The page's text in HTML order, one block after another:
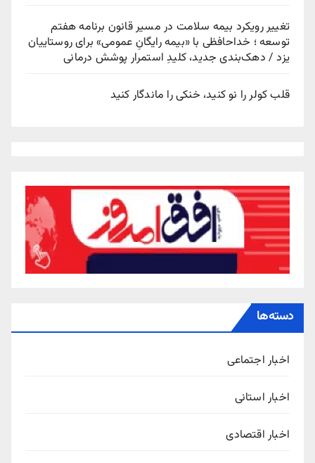
تغییر رویکرد بیمه سلامت در مسیر قانون برنامه هفتم
توسعه ؛ خداحافظی با «بیمه رایگانِ عمومی» برای روستاییان
یزد / دهک‌بندی جدید، کلیدِ استمرار پوشش درمانی
قلب کولر را نو کنید، خنکی را ماندگار کنید
دسته‌ها
اخبار اجتماعی
اخبار استانی
اخبار اقتصادی